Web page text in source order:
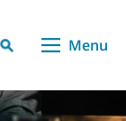
Menu